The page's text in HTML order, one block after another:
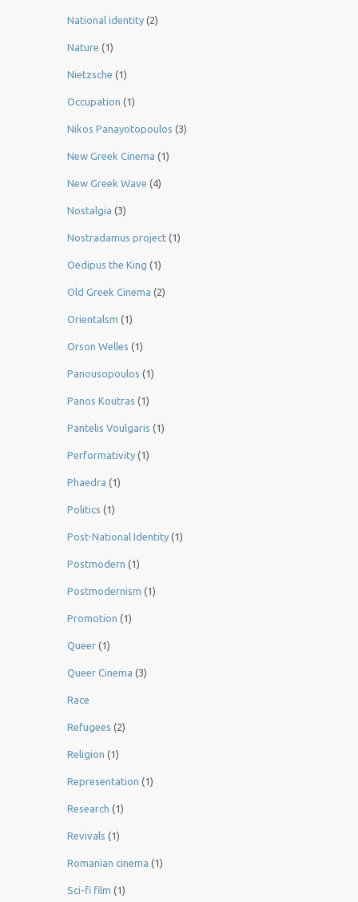
National identity (2)
Nature (1)
Nietzsche (1)
Occupation (1)
Nikos Panayotopoulos (3)
New Greek Cinema (1)
New Greek Wave (4)
Nostalgia (3)
Nostradamus project (1)
Oedipus the King (1)
Old Greek Cinema (2)
Orientalsm (1)
Orson Welles (1)
Panousopoulos (1)
Panos Koutras (1)
Pantelis Voulgaris (1)
Performativity (1)
Phaedra (1)
Politics (1)
Post-National Identity (1)
Postmodern (1)
Postmodernism (1)
Promotion (1)
Queer (1)
Queer Cinema (3)
Race
Refugees (2)
Religion (1)
Representation (1)
Research (1)
Revivals (1)
Romanian cinema (1)
Sci-fi film (1)